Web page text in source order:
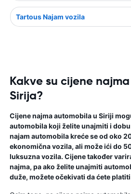
Tartous Najam vozila
Kakve su cijene
Sirija?
Cijene najma automobila u Siriji
automobila koji želite unajmiti i
najam automobila kreće se od oko
ekonomična vozila, ali može ići do
luksuzna vozila. Cijene također
najma, pa ako želite unajmiti
duže, možete očekivati ​​da ćete